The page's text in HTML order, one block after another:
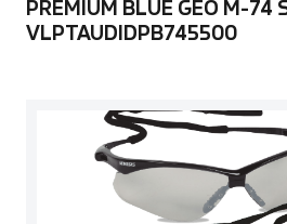
PREMIUM BLUE GEO M-74
VLPTAUDIDPB745500